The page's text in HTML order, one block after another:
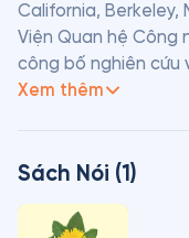
California, Berkeley,
Viện Quan hệ Công
công bố nghiên cứu
hoạt động của các
Xem thêm
Sách Nói (1)